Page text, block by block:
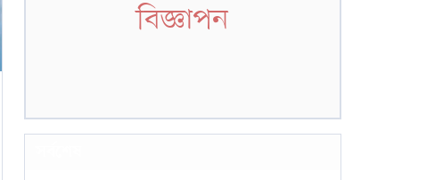
বিজ্ঞাপন